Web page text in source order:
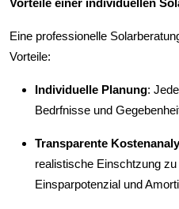
Eine professionelle
Vorteile:
Individuelle Planung:
Bedrfnisse und
Transparente
realistische Einschtzung
Einsparpotenzial und